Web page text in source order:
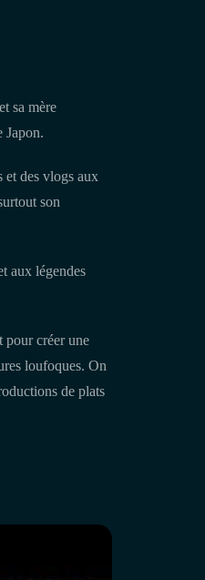
sa mère
Japon.
et des vlogs aux
son
aux légendes
pour créer une
loufoques. On
de plats